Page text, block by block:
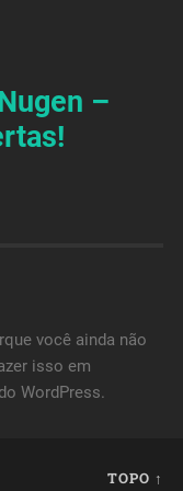
–
você ainda não
isso em
WordPress.
TOPO ↑